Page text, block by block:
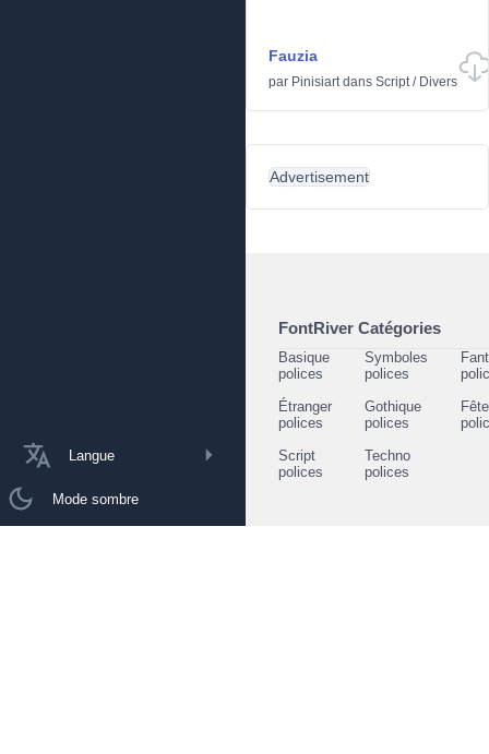
Langue
Mode sombre
Fauzia
par Pinisiartdans Script/ Divers
Advertisement
FontRiver Catégories
Basique
polices
Symboles
polices
Étranger
polices
Gothique
polices
Script
polices
Techno
polices